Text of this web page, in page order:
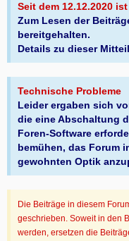
Seit dem 12.12.2020
Zum Lesen der
bereitgehalten.
Details zu dieser
Technische Probleme
Leider ergaben sich
die eine Abschaltung
Foren-Software
bemühen, das Forum
gewohnten Optik
Die Beiträge in diesem
geschrieben. Soweit in den
werden, ersetzen die